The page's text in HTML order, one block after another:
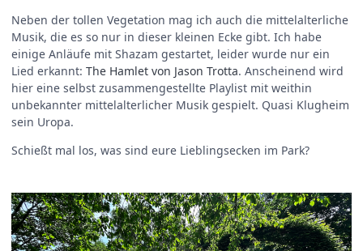
Neben der tollen Vegetation mag ich auch die mittelalterliche
Musik, die es so nur in dieser kleinen Ecke gibt. Ich habe
einige Anläufe mit Shazam gestartet, leider wurde nur ein
Lied erkannt: The Hamlet von Jason Trotta. Anscheinend wird
hier eine selbst zusammengestellte Playlist mit weithin
unbekannter mittelalterlicher Musik gespielt. Quasi Klugheim
sein Uropa.
Schießt mal los, was sind eure Lieblingsecken im Park?